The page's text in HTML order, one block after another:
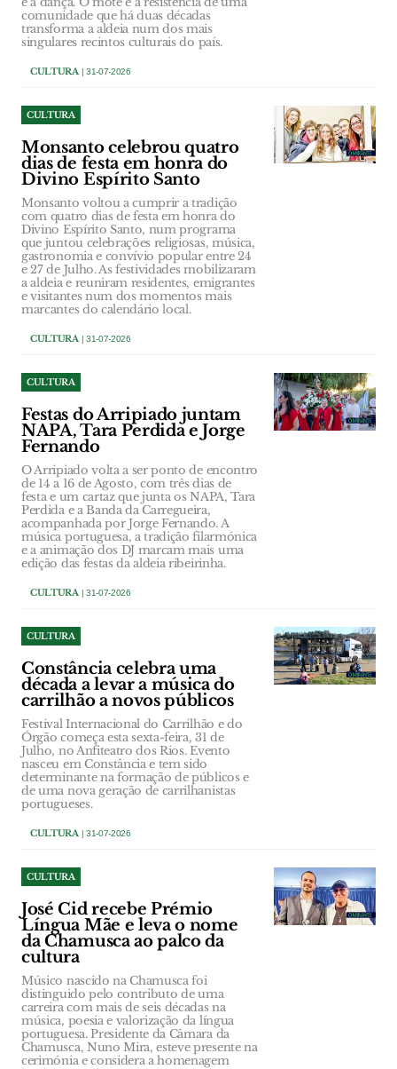
comunidade que há duas décadas
transforma a aldeia num dos mais
singulares recintos culturais do país.
CULTURA| 31-07-2026
CULTURA
Monsanto celebrou quatro
dias de festa em honra do
Divino Espírito Santo
Monsanto voltou a cumprir a tradição
com quatro dias de festa em honra do
Divino Espírito Santo, num programa
que juntou celebrações religiosas, música,
gastronomia e convívio popular entre 24
e 27 de Julho. As festividades mobilizaram
a aldeia e reuniram residentes, emigrantes
e visitantes num dos momentos mais
marcantes do calendário local.
CULTURA| 31-07-2026
CULTURA
Festas do Arripiado juntam
NAPA, Tara Perdida e Jorge
Fernando
O Arripiado volta a ser ponto de encontro
de 14 a 16 de Agosto, com três dias de
festa e um cartaz que junta os NAPA, Tara
Perdida e a Banda da Carregueira,
acompanhada por Jorge Fernando. A
música portuguesa, a tradição filarmónica
e a animação dos DJ marcam mais uma
edição das festas da aldeia ribeirinha.
CULTURA| 31-07-2026
CULTURA
Constância celebra uma
década a levar a música do
carrilhão a novos públicos
Festival Internacional do Carrilhão e do
Órgão começa esta sexta-feira, 31 de
Julho, no Anfiteatro dos Rios. Evento
nasceu em Constância e tem sido
determinante na formação de públicos e
de uma nova geração de carrilhanistas
portugueses.
CULTURA| 31-07-2026
CULTURA
José Cid recebe Prémio
Língua Mãe e leva o nome
da Chamusca ao palco da
cultura
Músico nascido na Chamusca foi
distinguido pelo contributo de uma
carreira com mais de seis décadas na
música, poesia e valorização da língua
portuguesa. Presidente da Câmara da
Chamusca, Nuno Mira, esteve presente na
cerimónia e considera a homenagem